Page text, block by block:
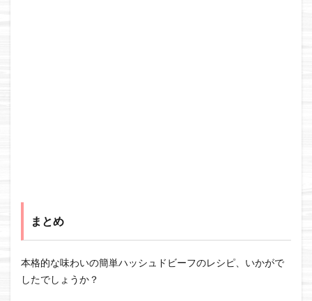
まとめ
本格的な味わいの簡単ハッシュドビーフのレシピ、いかがで
したでしょうか？